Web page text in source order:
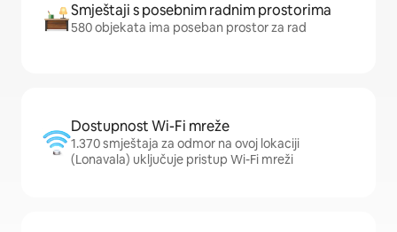
Smještaji s posebnim radnim prostorima
580 objekata ima poseban prostor za rad
Dostupnost Wi-Fi mreže
1.370 smještaja za odmor na ovoj lokaciji
(Lonavala) uključuje pristup Wi-Fi mreži